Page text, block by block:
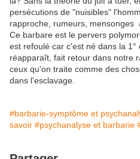
persécutions de "nuisibles"
rapproche, rumeurs, mensonges
Ce barbare est le pervers
est refoulé car c'est né dans la
réapparaît, fait retour dans notre
ceux qu'on traite comme des
dans l'esclavage.
#barbarie-symptôme et
savoir #psychanalyse et barbarie